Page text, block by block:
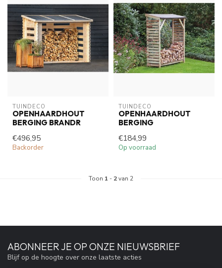
TUINDECO
OPENHAARDHOUT
BERGING BRANDR
€496,95
Backorder
TUINDECO
OPENHAARDHOUT
BERGING
€184,99
Op voorraad
Toon 1 - 2van 2
ABONNEER JE OP ONZE NIEUWSBRIEF
Blijf op de hoogte over onze laatste acties